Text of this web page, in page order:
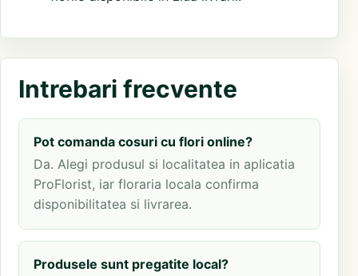
Intrebari frecvente
Pot comanda cosuri cu flori online?
Da. Alegi produsul si localitatea in aplicatia
ProFlorist, iar floraria locala confirma
disponibilitatea si livrarea.
Produsele sunt pregatite local?